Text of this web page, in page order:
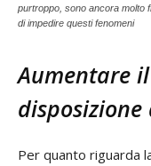
purtroppo, sono ancora molto
di impedire questi fenomeni
Aumentare
Per quanto riguarda